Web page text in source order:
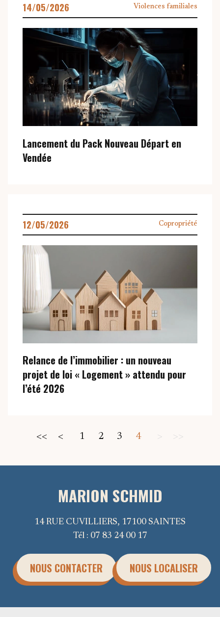
CONTACT
Lancement du Pack Nouveau Départ en
Vendée
14/05/2026 Violences familiales
Relance de l’immobilier : un nouveau
projet de loi « Logement » attendu pour
l’été 2026
12/05/2026 Copropriété
<< < 1 2 3 4 > >>
MARION SCHMID
14 RUE CUVILLIERS, 17100 SAINTES
Tél : 07 83 24 00 17
NOUS CONTACTER NOUS LOCALISER